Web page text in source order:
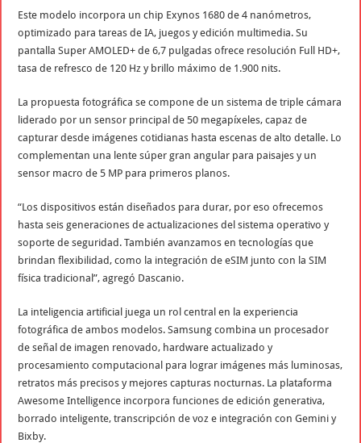
Este modelo incorpora un chip Exynos 1680 de 4 nanómetros,
optimizado para tareas de IA, juegos y edición multimedia. Su
pantalla Super AMOLED+ de 6,7 pulgadas ofrece resolución Full HD+,
tasa de refresco de 120 Hz y brillo máximo de 1.900 nits.
La propuesta fotográfica se compone de un sistema de triple cámara
liderado por un sensor principal de 50 megapíxeles, capaz de
capturar desde imágenes cotidianas hasta escenas de alto detalle. Lo
complementan una lente súper gran angular para paisajes y un
sensor macro de 5 MP para primeros planos.
“Los dispositivos están diseñados para durar, por eso ofrecemos
hasta seis generaciones de actualizaciones del sistema operativo y
soporte de seguridad. También avanzamos en tecnologías que
brindan flexibilidad, como la integración de eSIM junto con la SIM
física tradicional”, agregó Dascanio.
La inteligencia artificial juega un rol central en la experiencia
fotográfica de ambos modelos. Samsung combina un procesador
de señal de imagen renovado, hardware actualizado y
procesamiento computacional para lograr imágenes más luminosas,
retratos más precisos y mejores capturas nocturnas. La plataforma
Awesome Intelligence incorpora funciones de edición generativa,
borrado inteligente, transcripción de voz e integración con Gemini y
Bixby.